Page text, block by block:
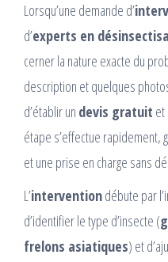
Lorsqu’une demande d’
d’experts en
cerner la nature exacte du
description et quelques
d’établir un devis gratuit
étape s’effectue rapidement,
et une prise en charge sans
L’interventiondébute par
d’identifier le type d’insecte (
frelons asiatiques) et